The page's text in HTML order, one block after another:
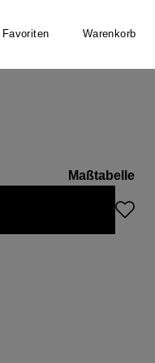
Favoriten Warenkorb
Maßtabelle